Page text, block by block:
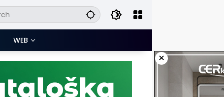
WEB
×